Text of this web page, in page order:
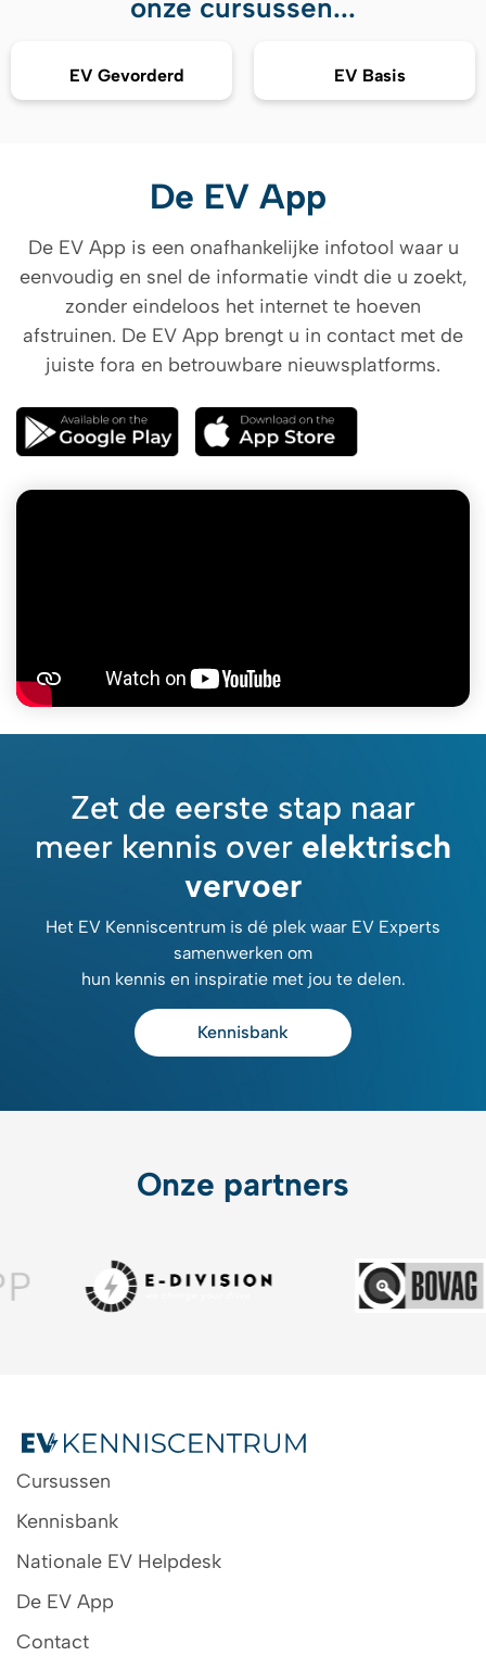
onze cursussen...
EV Gevorderd EV Basis
De EV App
De EV App is een onafhankelijke infotool waar u
eenvoudig en snel de informatie vindt die u zoekt,
zonder eindeloos het internet te hoeven
afstruinen. De EV App brengt u in contact met de
juiste fora en betrouwbare nieuwsplatforms.
Zet de eerste stap naar
meer kennis over elektrisch
vervoer
Het EV Kenniscentrum is dé plek waar EV Experts
samenwerken om
hun kennis en inspiratie met jou te delen.
Kennisbank
Onze partners
Cursussen
Kennisbank
Nationale EV Helpdesk
De EV App
Contact